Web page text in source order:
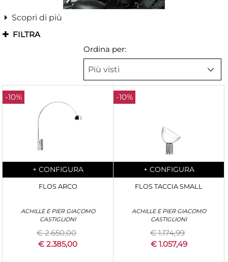
Scopri di più
FILTRA
Ordina per:
-10%
Quantity
+ CONFIGURA
FLOS ARCO
ACHILLE E PIER GIACOMO
CASTIGLIONI
€ 2.650,00
€ 2.385,00
-10%
Quantity
+ CONFIGURA
FLOS TACCIA SMALL
ACHILLE E PIER GIACOMO
CASTIGLIONI
€ 1.174,99
€ 1.057,49